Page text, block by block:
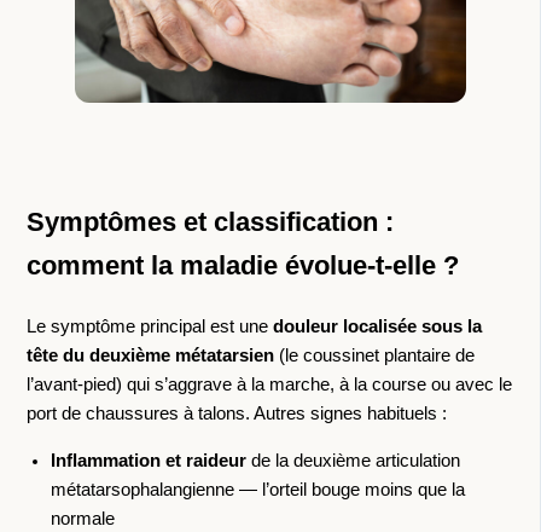
Symptômes et classification :
comment la maladie évolue-t-elle ?
Le symptôme principal est une douleur localisée sous la
tête du deuxième métatarsien(le coussinet plantaire de
l’avant-pied) qui s’aggrave à la marche, à la course ou avec le
port de chaussures à talons. Autres signes habituels :
Inflammation et raideurde la deuxième articulation
métatarsophalangienne — l’orteil bouge moins que la
normale